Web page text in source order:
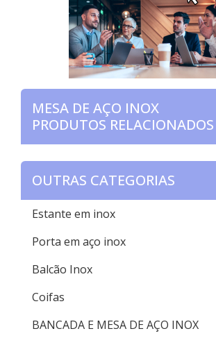
MESA DE AÇO INOX
PRODUTOS RELACIONADOS
OUTRAS CATEGORIAS
Estante em inox
Porta em aço inox
Balcão Inox
Coifas
BANCADA E MESA DE AÇO INOX